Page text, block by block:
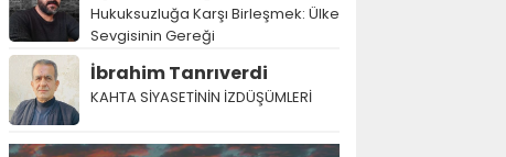
Hukuksuzluğa Karşı Birleşmek: Ülke
Sevgisinin Gereği
İbrahim Tanrıverdi
KAHTA SİYASETİNİN İZDÜŞÜMLERİ